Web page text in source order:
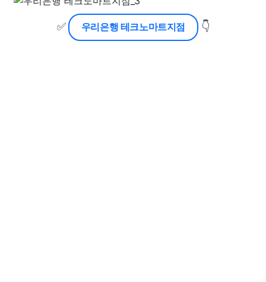
✅ 우리은행 테크노마트지점 👇